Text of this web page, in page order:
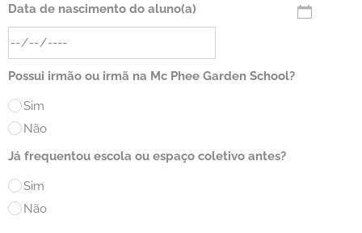
Data de nascimento do aluno(a)
Possui irmão ou irmã na Mc Phee Garden School?
Sim
Não
Já frequentou escola ou espaço coletivo antes?
Sim
Não